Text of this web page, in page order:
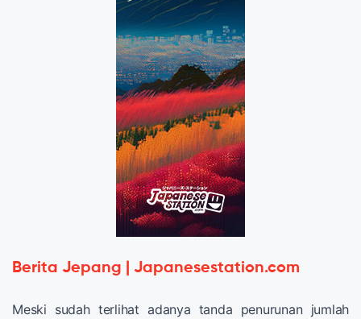
Berita Jepang | Japanesestation.com
Meski sudah terlihat adanya tanda penurunan jumlah